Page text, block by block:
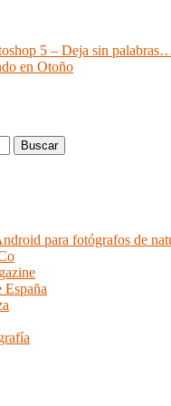
5 – Deja sin
en Otoño
Buscar
para fotógrafos de